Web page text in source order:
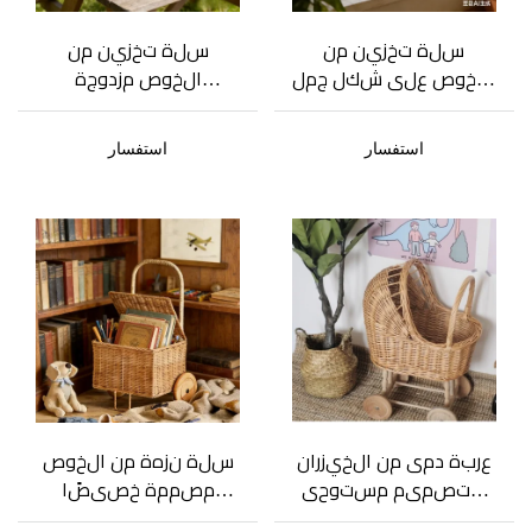
سلة تخزين من
الخوص مزدوجة
الطبقات قابلة
للتخصيص مع
مقبض لتنظيم
استفسار
سلة تخزين من
الخوص على شكل جمل
مصممة خصيصًا
للعرض والتخزين
الشخصي
استفسار
سلة نزهة من الخوص
مصممة خصيصًا
بعجلات وغطاء |
عربة دمى من الخيزران
بتصميم مستوحى
من الغابات، مشاية